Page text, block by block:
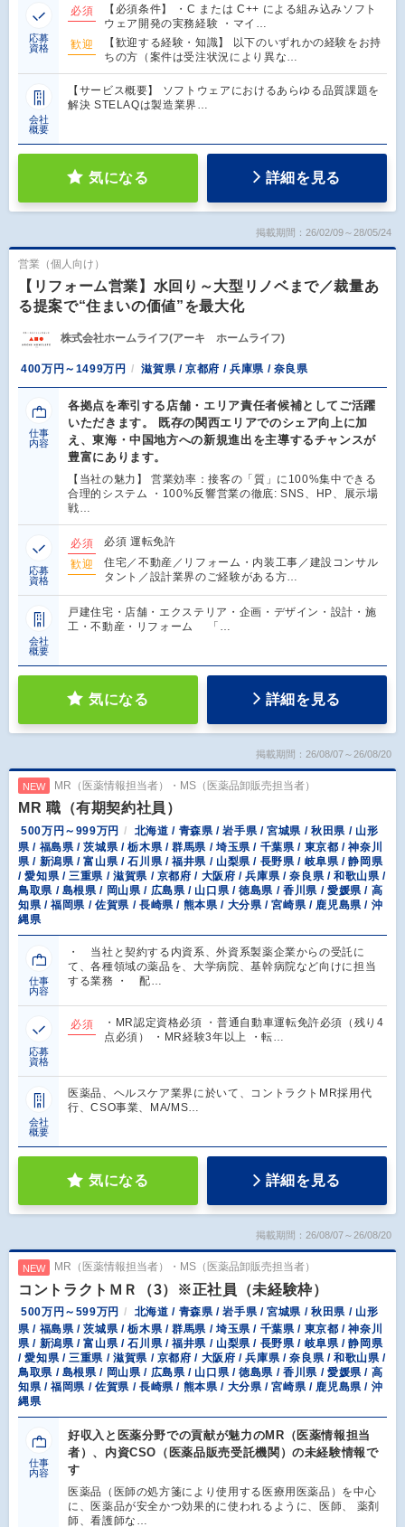
応募
資格
必須
【必須条件】 ・C または C++ による組み込みソフト
ウェア開発の実務経験 ・マイ…
歓迎
【歓迎する経験・知識】 以下のいずれかの経験をお持
ちの方（案件は受注状況により異な…
会社
概要
【サービス概要】 ソフトウェアにおけるあらゆる品質課題を
解決 STELAQは製造業界…
気になる 詳細を見る
掲載期間：26/02/09～28/05/24
営業（個人向け）
【リフォーム営業】水回り～大型リノベまで／裁量あ
る提案で“住まいの価値”を最大化
株式会社ホームライフ(アーキ ホームライフ)
400万円～1499万円 滋賀県 / 京都府 / 兵庫県 / 奈良県
仕事
内容
各拠点を牽引する店舗・エリア責任者候補としてご活躍
いただきます。 既存の関西エリアでのシェア向上に加
え、東海・中国地方への新規進出を主導するチャンスが
豊富にあります。
【当社の魅力】 営業効率：接客の「質」に100%集中できる
合理的システム ・100%反響営業の徹底: SNS、HP、展示場
戦…
応募
資格
必須
必須 運転免許
歓迎
住宅／不動産／リフォーム・内装工事／建設コンサル
タント／設計業界のご経験がある方…
会社
概要
戸建住宅・店舗・エクステリア・企画・デザイン・設計・施
工・不動産・リフォーム 「…
気になる 詳細を見る
掲載期間：26/08/07～26/08/20
NEW MR（医薬情報担当者）・MS（医薬品卸販売担当者）
MR 職（有期契約社員）
500万円～999万円
北海道 / 青森県 / 岩手県 / 宮城県 / 秋田県 / 山形
県 / 福島県 / 茨城県 / 栃木県 / 群馬県 / 埼玉県 / 千葉県 / 東京都 / 神奈川
県 / 新潟県 / 富山県 / 石川県 / 福井県 / 山梨県 / 長野県 / 岐阜県 / 静岡県
/ 愛知県 / 三重県 / 滋賀県 / 京都府 / 大阪府 / 兵庫県 / 奈良県 / 和歌山県 /
鳥取県 / 島根県 / 岡山県 / 広島県 / 山口県 / 徳島県 / 香川県 / 愛媛県 / 高
知県 / 福岡県 / 佐賀県 / 長崎県 / 熊本県 / 大分県 / 宮崎県 / 鹿児島県 / 沖
縄県
仕事
内容
・ 当社と契約する内資系、外資系製薬企業からの受託に
て、各種領域の薬品を、大学病院、基幹病院など向けに担当
する業務 ・ 配…
応募
資格
必須
・MR認定資格必須 ・普通自動車運転免許必須（残り4
点必須） ・MR経験3年以上 ・転…
会社
概要
医薬品、ヘルスケア業界に於いて、コントラクトMR採用代
行、CSO事業、MA/MS…
気になる 詳細を見る
掲載期間：26/08/07～26/08/20
NEW MR（医薬情報担当者）・MS（医薬品卸販売担当者）
コントラクトＭＲ（3）※正社員（未経験枠）
500万円～599万円
北海道 / 青森県 / 岩手県 / 宮城県 / 秋田県 / 山形
県 / 福島県 / 茨城県 / 栃木県 / 群馬県 / 埼玉県 / 千葉県 / 東京都 / 神奈川
県 / 新潟県 / 富山県 / 石川県 / 福井県 / 山梨県 / 長野県 / 岐阜県 / 静岡県
/ 愛知県 / 三重県 / 滋賀県 / 京都府 / 大阪府 / 兵庫県 / 奈良県 / 和歌山県 /
鳥取県 / 島根県 / 岡山県 / 広島県 / 山口県 / 徳島県 / 香川県 / 愛媛県 / 高
知県 / 福岡県 / 佐賀県 / 長崎県 / 熊本県 / 大分県 / 宮崎県 / 鹿児島県 / 沖
縄県
仕事
内容
好収入と医薬分野での貢献が魅力のMR（医薬情報担当
者）、内資CSO（医薬品販売受託機関）の未経験情報で
す
医薬品（医師の処方箋により使用する医療用医薬品）を中心
に、医薬品が安全かつ効果的に使われるように、医師、 薬剤
師、看護師な…